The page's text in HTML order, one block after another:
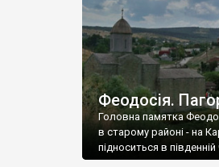
Феодосія.
Головна памятка
в старому районі - на
підноситься в південній